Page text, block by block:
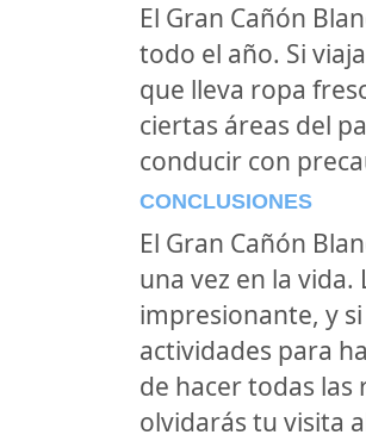
El Gran Cañón
todo el año. Si
que lleva ropa
ciertas áreas del
conducir con
CONCLUSIONES
El Gran Cañón
una vez en la
impresionante, y
actividades para
de hacer todas las
olvidarás tu visita